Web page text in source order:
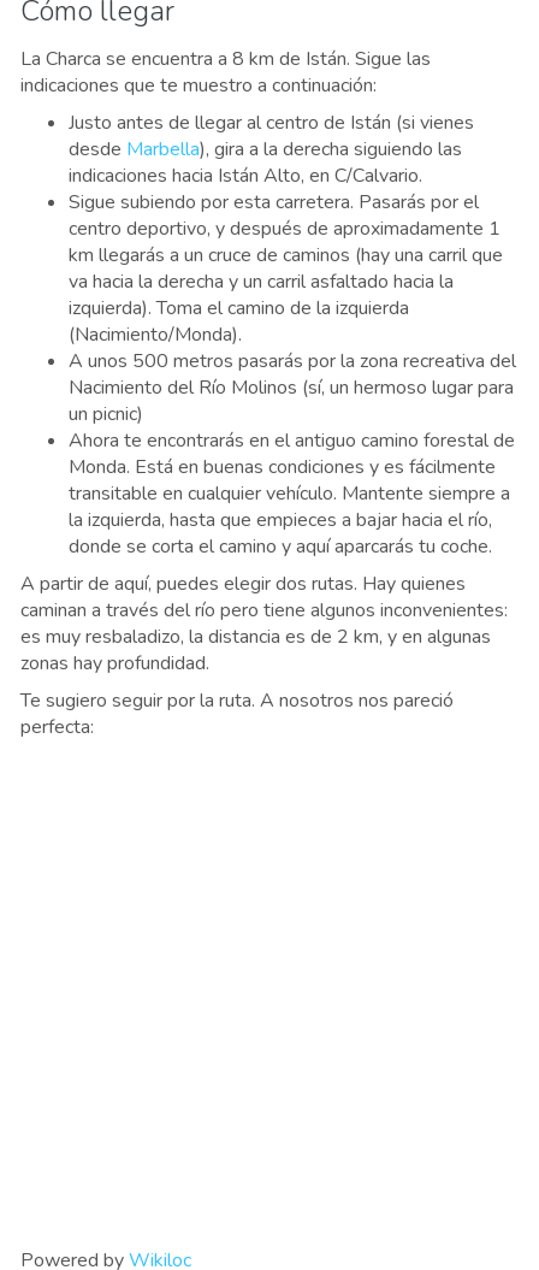
Cómo llegar
La Charca se encuentra a 8 km de Istán. Sigue las
indicaciones que te muestro a continuación:
Justo antes de llegar al centro de Istán (si vienes
desde Marbella), gira a la derecha siguiendo las
indicaciones hacia Istán Alto, en C/Calvario.
Sigue subiendo por esta carretera. Pasarás por el
centro deportivo, y después de aproximadamente 1
km llegarás a un cruce de caminos (hay una carril que
va hacia la derecha y un carril asfaltado hacia la
izquierda). Toma el camino de la izquierda
(Nacimiento/Monda).
A unos 500 metros pasarás por la zona recreativa del
Nacimiento del Río Molinos (sí, un hermoso lugar para
un picnic)
Ahora te encontrarás en el antiguo camino forestal de
Monda. Está en buenas condiciones y es fácilmente
transitable en cualquier vehículo. Mantente siempre a
la izquierda, hasta que empieces a bajar hacia el río,
donde se corta el camino y aquí aparcarás tu coche.
A partir de aquí, puedes elegir dos rutas. Hay quienes
caminan a través del río pero tiene algunos inconvenientes:
es muy resbaladizo, la distancia es de 2 km, y en algunas
zonas hay profundidad.
Te sugiero seguir por la ruta. A nosotros nos pareció
perfecta:
Powered byWikiloc